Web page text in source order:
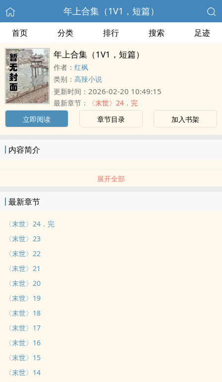
年上合集（1V1，短篇）
首页 分类 排行 搜索 足迹
年上合集（1V1，短篇）
作者： 红枫
类别： 高辣小说
更新时间： 2026-02-20 10:49:15
最新章节：
〈末世〉24．完
立即阅读
章节目录 加入书架
内容简介
展开全部
最新章节
〈末世〉24．完
〈末世〉23
〈末世〉22
〈末世〉21
〈末世〉20
〈末世〉19
〈末世〉18
〈末世〉17
〈末世〉16
〈末世〉15
〈末世〉14